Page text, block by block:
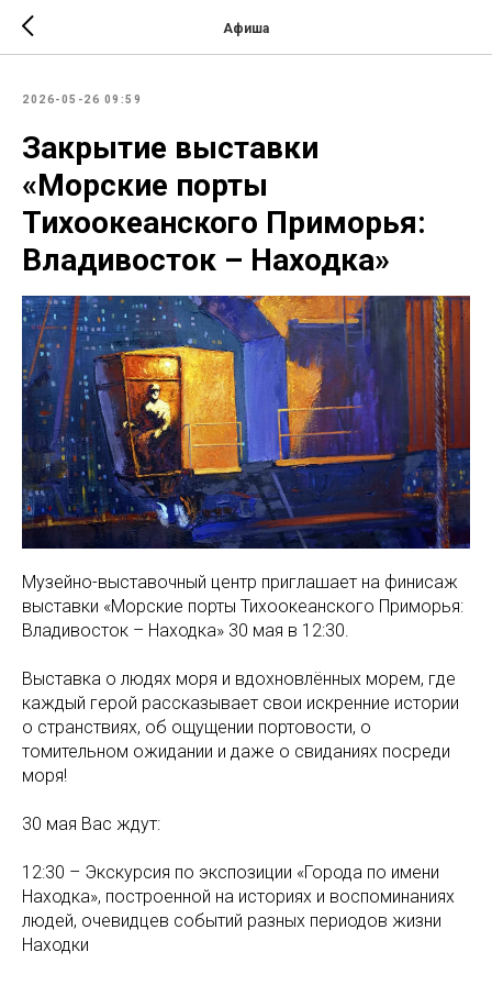
Афиша
2026-05-26 09:59
Закрытие выставки
«Морские порты
Тихоокеанского Приморья:
Владивосток – Находка»
Музейно-выставочный центр приглашает на финисаж
выставки «Морские порты Тихоокеанского Приморья:
Владивосток – Находка» 30 мая в 12:30.
Выставка о людях моря и вдохновлённых морем, где
каждый герой рассказывает свои искренние истории
о странствиях, об ощущении портовости, о
томительном ожидании и даже о свиданиях посреди
моря!
30 мая Вас ждут:
12:30 – Экскурсия по экспозиции «Города по имени
Находка», построенной на историях и воспоминаниях
людей, очевидцев событий разных периодов жизни
Находки